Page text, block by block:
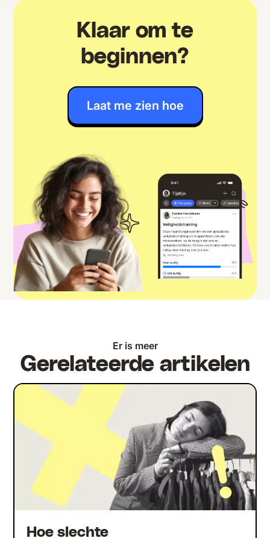
Klaar om te
beginnen?
Laat me zien hoe
Er is meer
Gerelateerde artikelen
Hoe slechte